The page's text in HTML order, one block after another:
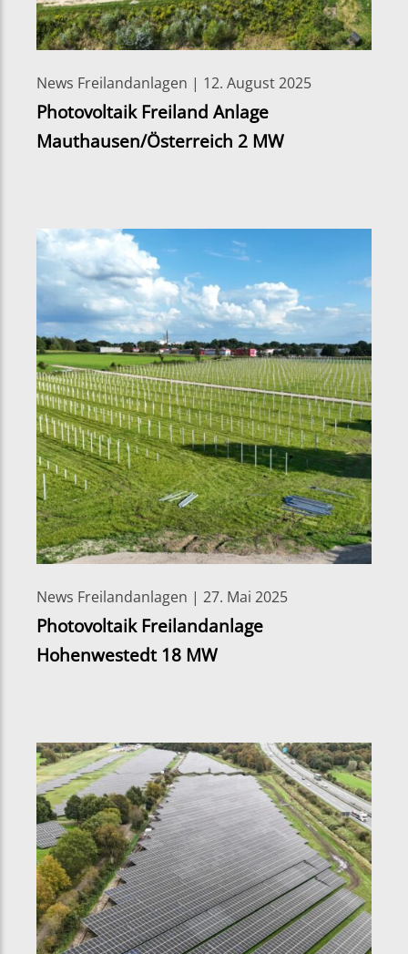
News Freilandanlagen | 12. August 2025
Photovoltaik Freiland Anlage
Mauthausen/Österreich 2 MW
News Freilandanlagen | 27. Mai 2025
Photovoltaik Freilandanlage
Hohenwestedt 18 MW